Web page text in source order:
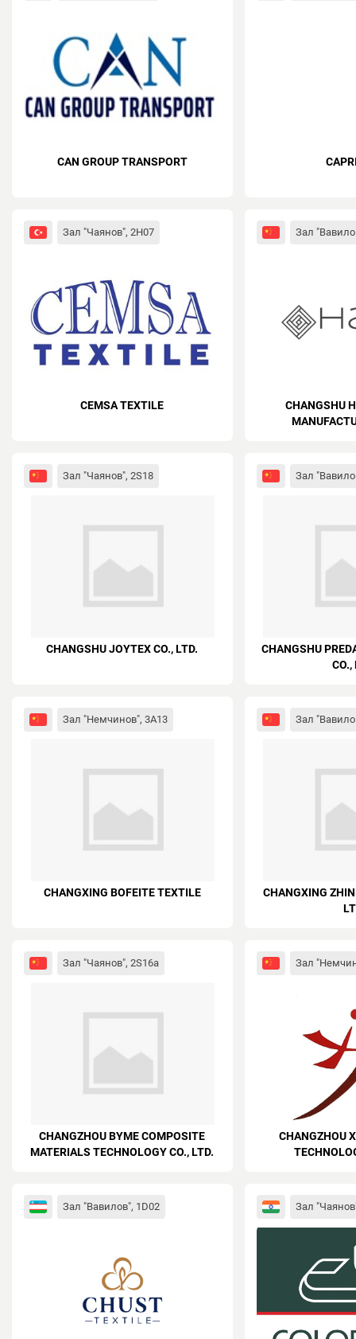
CAN GROUP TRANSPORT
Зал "Чаянов", 2H07
CEMSA TEXTILE
Зал
CHANGSHU
Зал "Чаянов", 2S18
CHANGSHU JOYTEX CO., LTD.
Зал
CHANGSHU
CO.,
Зал "Немчинов", 3A13
CHANGXING BOFEITE TEXTILE
Зал
CHANGXING
Зал "Чаянов", 2S16a
CHANGZHOU BYME COMPOSITE
MATERIALS TECHNOLOGY CO., LTD.
Зал
CHANGZHOU
Зал "Вавилов", 1D02 Зал